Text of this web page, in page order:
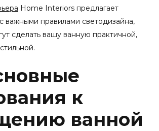
Home Interiors предлагает
важными правилами светодизайна,
сделать вашу ванную практичной,
к
ванной